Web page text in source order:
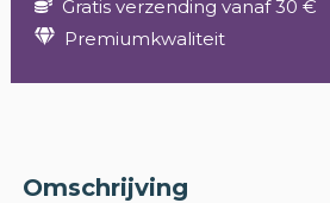
Gratis verzending vanaf 30 €
Premiumkwaliteit
Omschrijving